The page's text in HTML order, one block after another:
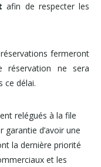
afin de respecter les
fermeront
réservation ne sera
ce délai.
relégués à la file
d’avoir une
la dernière priorité
et les